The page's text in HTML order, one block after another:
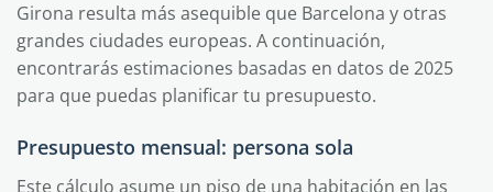
Girona resulta más asequible que Barcelona y otras
grandes ciudades europeas. A continuación,
encontrarás estimaciones basadas en datos de 2025
para que puedas planificar tu presupuesto.
Presupuesto mensual: persona sola
Este cálculo asume un piso de una habitación en las